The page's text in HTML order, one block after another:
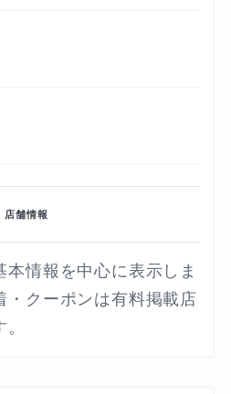
店舗情報
情報を中心に表示しま
・クーポンは有料掲載店